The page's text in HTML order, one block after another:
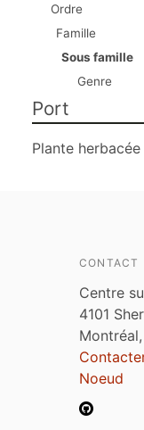
Ordre
Famille
Sous famille
Genre
Port
Plante herbacée
CONTACT
Centre
4101
Noeud